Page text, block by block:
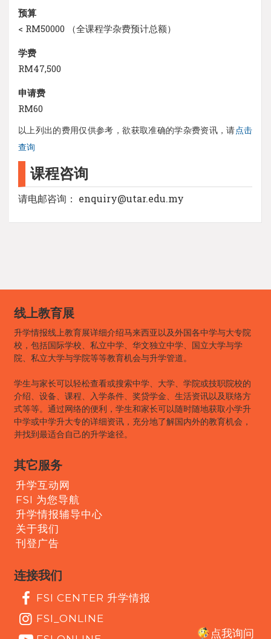
预算
< RM50000 （全课程学杂费预计总额）
学费
RM47,500
申请费
RM60
以上列出的费用仅供参考，欲获取准确的学杂费资讯，请点击
查询
课程咨询
请电邮咨询： enquiry@utar.edu.my
点我询问
线上教育展
升学情报线上教育展详细介绍马来西亚以及外国各中学与大专院
校，包括国际学校、私立中学、华文独立中学、国立大学与学
院、私立大学与学院等等教育机会与升学管道。
学生与家长可以轻松查看或搜索中学、大学、学院或技职院校的
介绍、设备、课程、入学条件、奖贷学金、生活资讯以及联络方
式等等。通过网络的便利，学生和家长可以随时随地获取小学升
中学或中学升大专的详细资讯，充分地了解国内外的教育机会，
并找到最适合自己的升学途径。
其它服务
升学互动网
FSI 为您导航
升学情报辅导中心
关于我们
刊登广告
连接我们
FSI CENTER 升学情报
FSI_ONLINE